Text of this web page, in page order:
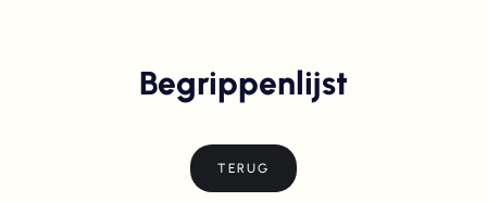
Begrippenlijst
TERUG